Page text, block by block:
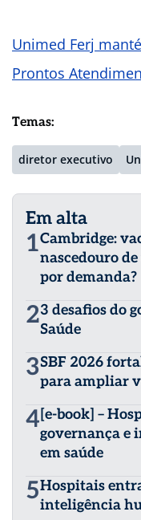
Unimed Ferj
Prontos
Temas:
diretor executivo
Em alta
1Cambridge:
nascedouro
por demanda?
23 desafios do
Saúde
3SBF 2026
para ampliar
4[e-book] –
governança e
em saúde
5Hospitais
inteligência